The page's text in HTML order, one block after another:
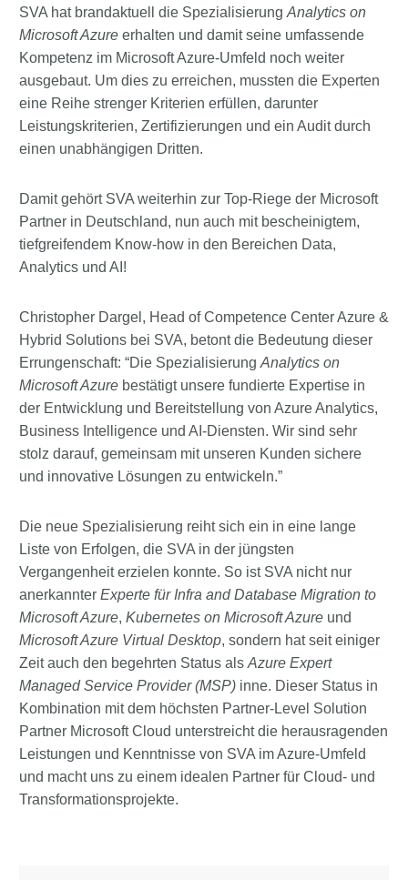
SVA hat brandaktuell die Spezialisierung Analytics on
Microsoft Azure erhalten und damit seine umfassende
Kompetenz im Microsoft Azure-Umfeld noch weiter
ausgebaut. Um dies zu erreichen, mussten die Experten
eine Reihe strenger Kriterien erfüllen, darunter
Leistungskriterien, Zertifizierungen und ein Audit durch
einen unabhängigen Dritten.
Damit gehört SVA weiterhin zur Top-Riege der Microsoft
Partner in Deutschland, nun auch mit bescheinigtem,
tiefgreifendem Know-how in den Bereichen Data,
Analytics und AI!
Christopher Dargel, Head of Competence Center Azure &
Hybrid Solutions bei SVA, betont die Bedeutung dieser
Errungenschaft: “Die Spezialisierung Analytics on
Microsoft Azure bestätigt unsere fundierte Expertise in
der Entwicklung und Bereitstellung von Azure Analytics,
Business Intelligence und AI-Diensten. Wir sind sehr
stolz darauf, gemeinsam mit unseren Kunden sichere
und innovative Lösungen zu entwickeln.”
Die neue Spezialisierung reiht sich ein in eine lange
Liste von Erfolgen, die SVA in der jüngsten
Vergangenheit erzielen konnte. So ist SVA nicht nur
anerkannter Experte für Infra and Database Migration to
Microsoft Azure, Kubernetes on Microsoft Azure und
Microsoft Azure Virtual Desktop, sondern hat seit einiger
Zeit auch den begehrten Status als Azure Expert
Managed Service Provider (MSP) inne. Dieser Status in
Kombination mit dem höchsten Partner-Level Solution
Partner Microsoft Cloud unterstreicht die herausragenden
Leistungen und Kenntnisse von SVA im Azure-Umfeld
und macht uns zu einem idealen Partner für Cloud- und
Transformationsprojekte.